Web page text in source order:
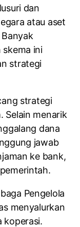
dan
atau aset
ini
strategi
strategi
Selain menarik
dana
jawab
ke bank,
Pengelola
menyalurkan
koperasi.